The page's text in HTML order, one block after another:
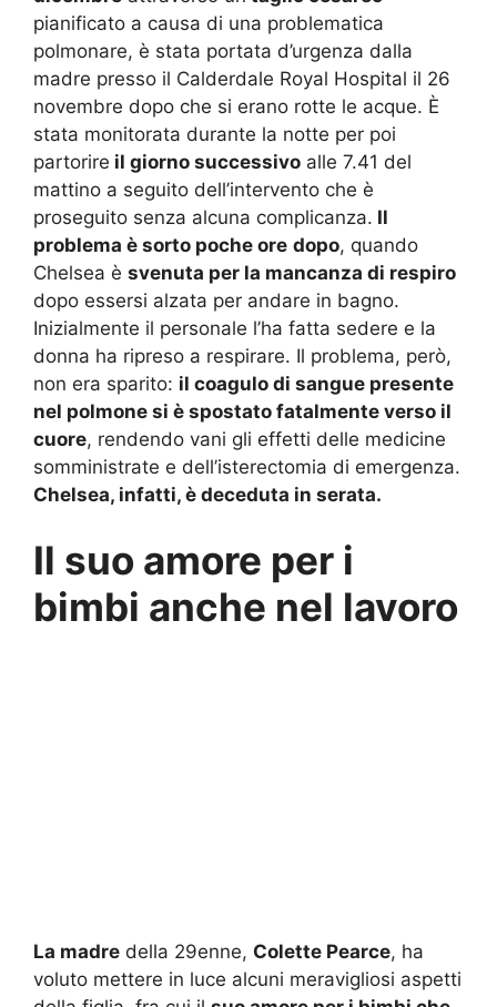
pianificato a causa di una problematica
polmonare, è stata portata d’urgenza dalla
madre presso il Calderdale Royal Hospital il 26
novembre dopo che si erano rotte le acque. È
stata monitorata durante la notte per poi
partorire il giorno successivo alle 7.41 del
mattino a seguito dell’intervento che è
proseguito senza alcuna complicanza. Il
problema è sorto poche ore dopo, quando
Chelsea è svenuta per la mancanza di respiro
dopo essersi alzata per andare in bagno.
Inizialmente il personale l’ha fatta sedere e la
donna ha ripreso a respirare. Il problema, però,
non era sparito: il coagulo di sangue presente
nel polmone si è spostato fatalmente verso il
cuore, rendendo vani gli effetti delle medicine
somministrate e dell’isterectomia di emergenza.
Chelsea, infatti, è deceduta in serata.
Il suo amore per i
bimbi anche nel lavoro
La madre della 29enne, Colette Pearce, ha
voluto mettere in luce alcuni meravigliosi aspetti